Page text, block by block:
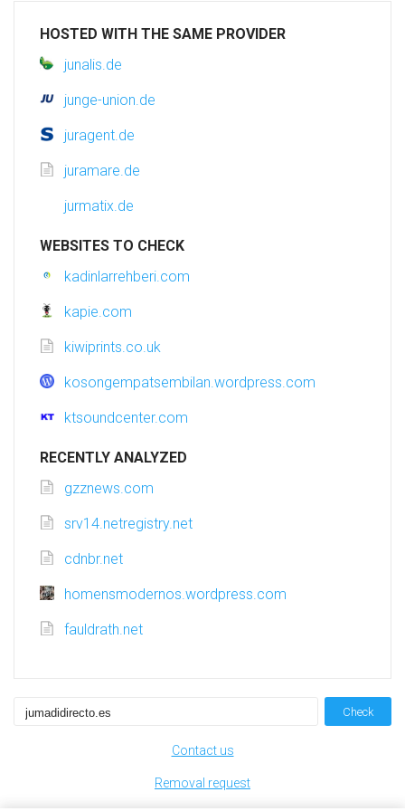
HOSTED WITH THE SAME PROVIDER
junalis.de
junge-union.de
juragent.de
juramare.de
jurmatix.de
WEBSITES TO CHECK
kadinlarrehberi.com
kapie.com
kiwiprints.co.uk
kosongempatsembilan.wordpress.com
ktsoundcenter.com
RECENTLY ANALYZED
gzznews.com
srv14.netregistry.net
cdnbr.net
homensmodernos.wordpress.com
fauldrath.net
Check
Contact us
Removal request